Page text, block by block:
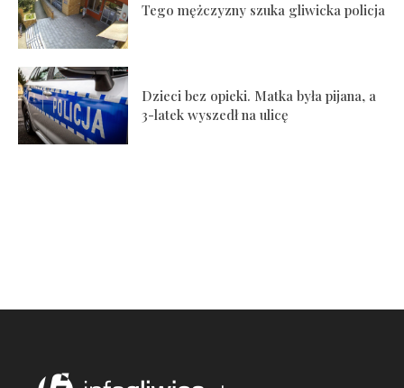
Tego mężczyzny szuka gliwicka policja
Dzieci bez opieki. Matka była pijana, a
3-latek wyszedł na ulicę